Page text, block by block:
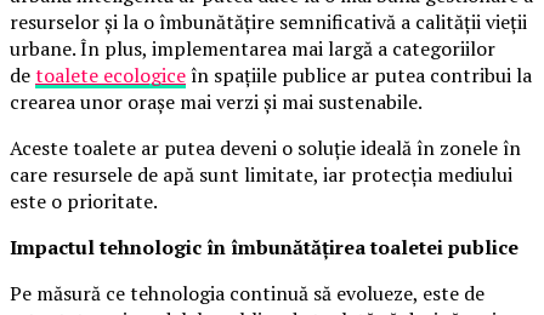
resurselor și la o îmbunătățire semnificativă a calității vieții
urbane. În plus, implementarea mai largă a categoriilor
detoalete ecologiceîn spațiile publice ar putea contribui la
crearea unor orașe mai verzi și mai sustenabile.
Aceste toalete ar putea deveni o soluție ideală în zonele în
care resursele de apă sunt limitate, iar protecția mediului
este o prioritate.
Impactul tehnologic în îmbunătățirea toaletei publice
Pe măsură ce tehnologia continuă să evolueze, este de